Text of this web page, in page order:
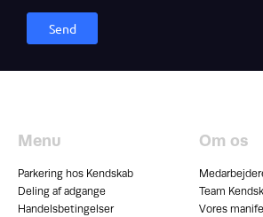
Send
Menu
Parkering hos Kendskab
Deling af adgange
Handelsbetingelser
Om os
Team
Vores